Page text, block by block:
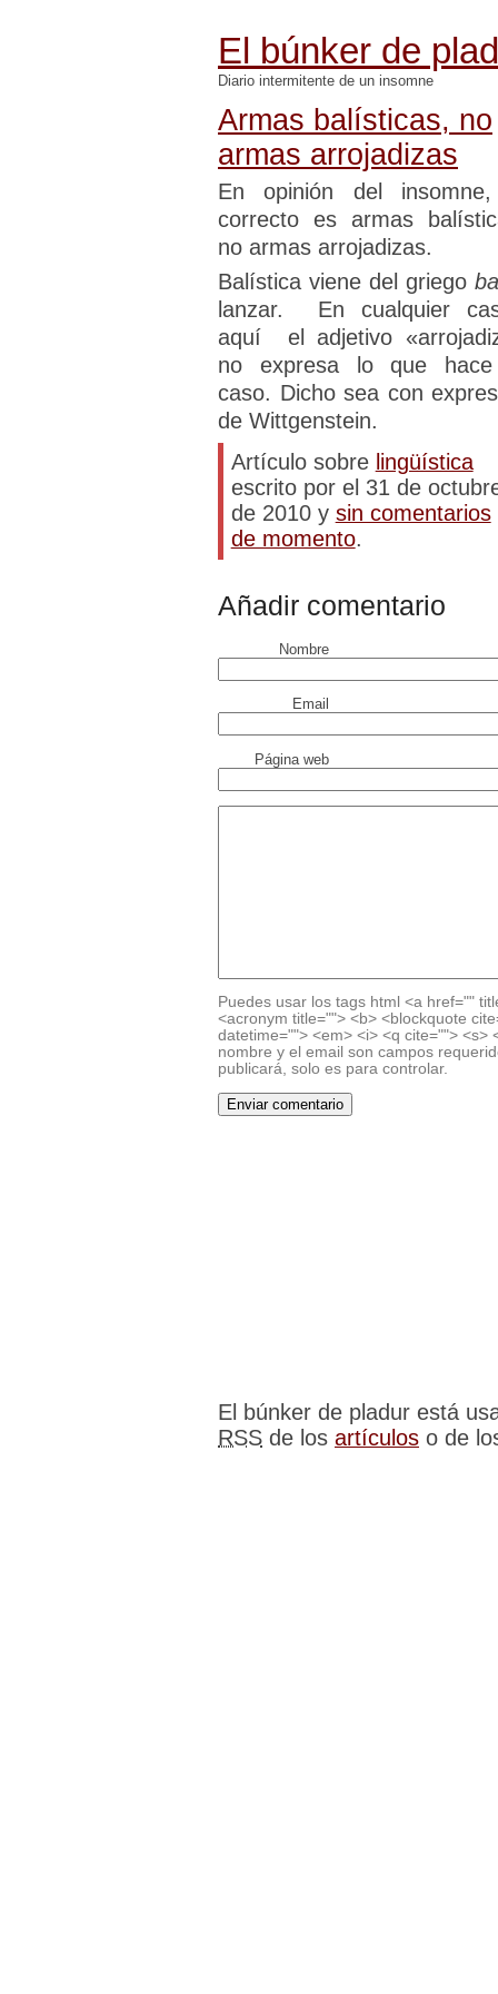
El búnker de
Diario intermitente de un insomne
Armas balísticas, no
armas arrojadizas
En opinión del
correcto es armas
no armas arrojadizas.
Balística viene del griego
lanzar. En cualquier
aquí el adjetivo
no expresa lo que
caso. Dicho sea con
de Wittgenstein.
Artículo sobre lingüística
escrito por el 31 de
de 2010 y sin comentarios
de momento.
Añadir comentario
Nombre
Email
Página web
Puedes usar los tags html <a href=""
<acronym title=""> <b> <blockquote
datetime=""> <em> <i> <q cite=""> <s>
nombre y el email son campos
publicará, solo es para controlar.
El búnker de pladur está
RSS de los artículos o de